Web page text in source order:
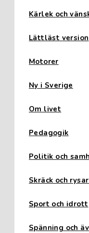
Kärlek och
Lättläst version
Motorer
Ny i Sverige
Om livet
Pedagogik
Politik och
Skräck och
Sport och idrott
Spänning och